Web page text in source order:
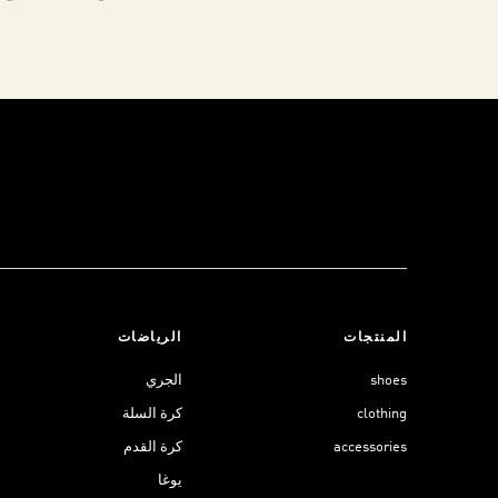
المنتجات
shoes
clothing
accessories
الرياضات
الجري
كرة السلة
كرة القدم
يوغا